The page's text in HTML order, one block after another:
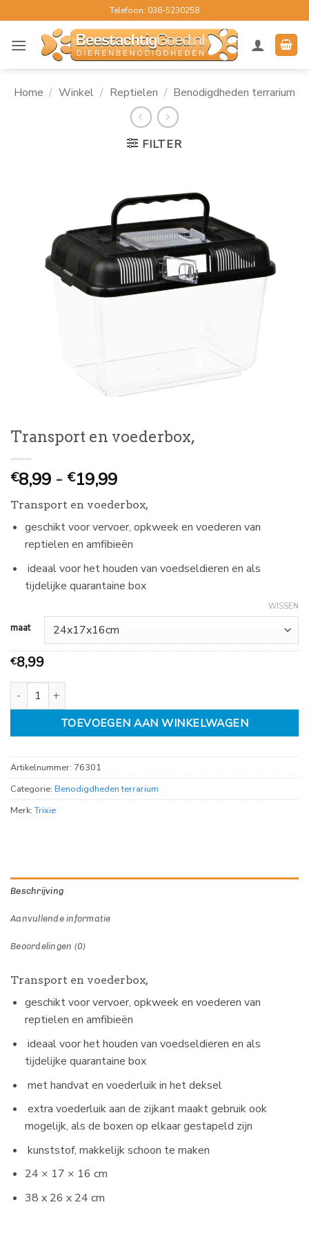
naar
inhoud
Telefoon: 036-5230258
Home / Winkel / Reptielen / Benodigdheden terrarium
FILTER
Transport en voederbox,
€8,99 - €19,99Prijsklasse:
€
8,99
tot
€
19,99
Transport en voederbox,
geschikt voor vervoer, opkweek en voederen van
reptielen en amfibieën
ideaal voor het houden van voedseldieren en als
tijdelijke quarantaine box
maat
WISSEN
€8,99
Transport en voederbox, aantal
TOEVOEGEN AAN WINKELWAGEN
Artikelnummer: 76301
Categorie: Benodigdheden terrarium
Merk:Trixie
Beschrijving
Aanvullende informatie
Beoordelingen (0)
Transport en voederbox,
geschikt voor vervoer, opkweek en voederen van
reptielen en amfibieën
ideaal voor het houden van voedseldieren en als
tijdelijke quarantaine box
met handvat en voederluik in het deksel
extra voederluik aan de zijkant maakt gebruik ook
mogelijk, als de boxen op elkaar gestapeld zijn
kunststof, makkelijk schoon te maken
24 × 17 × 16 cm
38 x 26 x 24 cm